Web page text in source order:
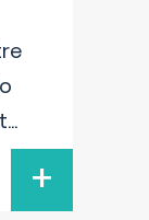
...
+